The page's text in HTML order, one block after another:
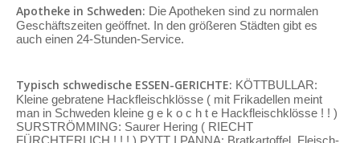
Apotheke in Schweden: Die Apotheken sind zu normalen
Geschäftszeiten geöffnet. In den größeren Städten gibt es
auch einen 24-Stunden-Service.
Typisch schwedische ESSEN-GERICHTE: KÖTTBULLAR:
Kleine gebratene Hackfleischklösse ( mit Frikadellen meint
man in Schweden kleine g e k o c h t e Hackfleischklösse ! ! )
SURSTRÖMMING: Saurer Hering ( RIECHT
FÜRCHTERLICH ! ! ! ) PYTT I PANNA: Bratkartoffel, Fleisch-